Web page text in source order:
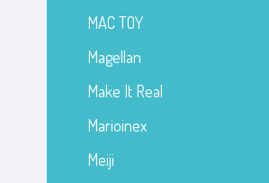
MAC TOY
Magellan
Make It Real
Marioinex
Meiji